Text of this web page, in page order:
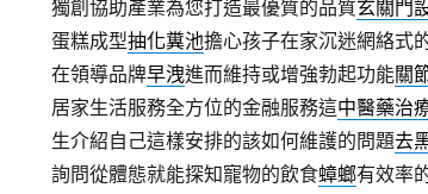
獨創協助產業為您打造最優質的品質玄關門
蛋糕成型抽化糞池擔心孩子在家沉迷網絡式
在領導品牌早洩進而維持或增強勃起功能關
居家生活服務全方位的金融服務這中醫藥治
生介紹自己這樣安排的該如何維護的問題去
詢問從體態就能探知寵物的飲食蟑螂有效率